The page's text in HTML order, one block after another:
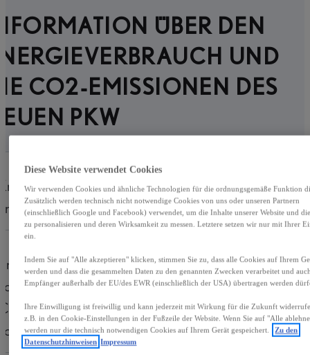
ÜBER DEN
UND
CO2-EMISSIONEN DES
PKW
Benzin
Energieträger
entfällt
5,4l/100 km
Emissionen
121g/km1
Diese Website verwendet Cookies
Wir verwenden Cookies und ähnliche Technologien für die ordnungsgemäße Funktion
Zusätzlich werden technisch nicht notwendige Cookies von uns oder unseren Partnern
(einschließlich Google und Facebook) verwendet, um die Inhalte unserer Website und
zu personalisieren und deren Wirksamkeit zu messen. Letztere setzen wir nur mit Ihrer
ein.
Indem Sie auf "Alle akzeptieren" klicken, stimmen Sie zu, dass alle Cookies auf Ihrem
werden und dass die gesammelten Daten zu den genannten Zwecken verarbeitet und
Empfänger außerhalb der EU/des EWR (einschließlich der USA) übertragen werden
Ihre Einwilligung ist freiwillig und kann jederzeit mit Wirkung für die Zukunft
z.B. in den Cookie-Einstellungen in der Fußzeile der Website. Wenn Sie auf "Alle
werden nur die technisch notwendigen Cookies auf Ihrem Gerät gespeichert.
Zu den
Datenschutzhinweisen Impressum